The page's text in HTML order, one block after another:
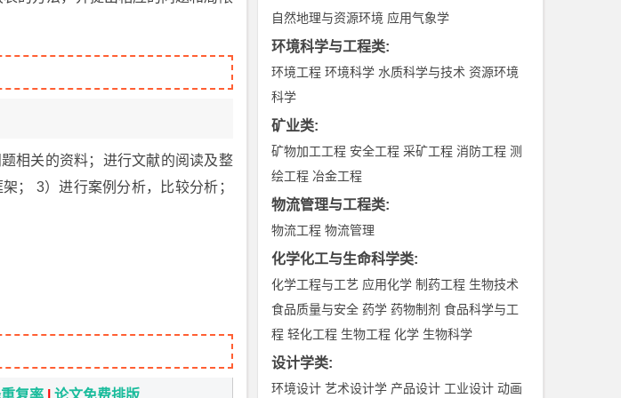
相关的资料；进行文献的阅读及整
； 3）进行案例分析，比较分析；
复率 论文免费排版
自然地理与资源环境 应用气象学
环境科学与工程类:
环境工程 环境科学 水质科学与技术 资源环境
科学
矿业类:
矿物加工工程 安全工程 采矿工程 消防工程 测
绘工程 冶金工程
物流管理与工程类:
物流工程 物流管理
化学化工与生命科学类:
化学工程与工艺 应用化学 制药工程 生物技术
食品质量与安全 药学 药物制剂 食品科学与工
程 轻化工程 生物工程 化学 生物科学
设计学类:
环境设计 艺术设计学 产品设计 工业设计 动画